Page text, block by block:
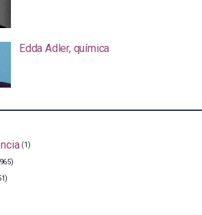
Edda Adler, química
(1)